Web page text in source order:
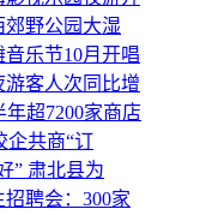
郊野公园大湿
乐节10月开唱
客人次同比增
年超7200家商店
企共商“订
” 肃北县为
聘会：300家